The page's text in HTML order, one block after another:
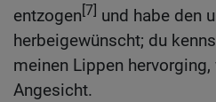
entzogen[7] und habe den
herbeigewünscht; du
meinen Lippen
Angesicht.